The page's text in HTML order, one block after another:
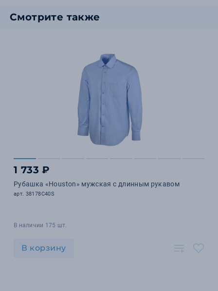
Смотрите также
1 733 ₽
Рубашка «Houston» мужская с длинным рукавом
арт. 38178C40S
В наличии 175 шт.
В корзину